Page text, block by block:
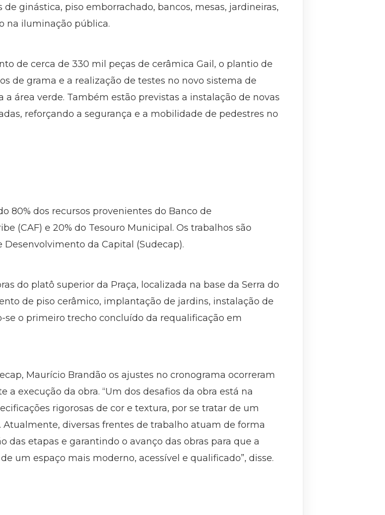
ginástica, piso emborrachado, bancos, mesas, jardineiras,
na iluminação pública.
de cerca de 330 mil peças de cerâmica Gail, o plantio de
de grama e a realização de testes no novo sistema de
área verde. Também estão previstas a instalação de novas
reforçando a segurança e a mobilidade de pedestres no
80% dos recursos provenientes do Banco de
(CAF) e 20% do Tesouro Municipal. Os trabalhos são
da Capital (Sudecap).
do platô superior da Praça, localizada na base da Serra do
de piso cerâmico, implantação de jardins, instalação de
se o primeiro trecho concluído da requalificação em
Maurício Brandão os ajustes no cronograma ocorreram
execução da obra. “Um dos desafios da obra está na
rigorosas de cor e textura, por se tratar de um
diversas frentes de trabalho atuam de forma
das etapas e garantindo o avanço das obras para que a
um espaço mais moderno, acessível e qualificado”, disse.